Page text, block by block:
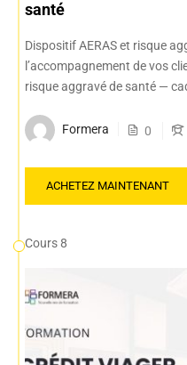
santé
Dispositif AERAS et risque
l’accompagnement de vos
risque aggravé de santé —
Formera 0
ACHETEZ MAINTENANT
Cours 8